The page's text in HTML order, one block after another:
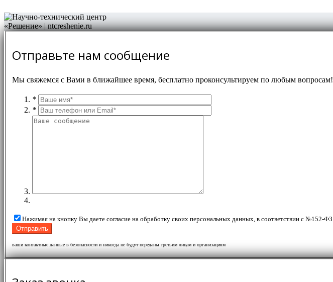
Отправьте нам сообщение
Мы свяжемся с Вами в ближайшее время, бесплатно проконсультируем по любым вопросам!
*
*
Нажимая на кнопку Вы даете согласие на обработку своих персональных данных, в соответствии с №152-ФЗ
ваши контактные данные в безопасности и никогда не будут переданы третьим лицам и организациям